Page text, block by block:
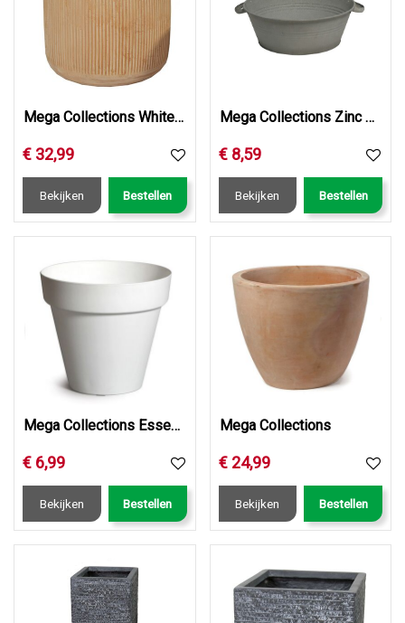
Mega Collections Whitewash Cylinder Vert. Rib D37H36
€ 32,99
Bekijken Bestellen
Mega Collections Zinc Old Look Con. Low w/handle D30H14
€ 8,59
Bekijken Bestellen
Mega Collections Essence Rio White D34H33.3
€ 6,99
Bekijken Bestellen
Mega Collections
€ 24,99
Bekijken Bestellen